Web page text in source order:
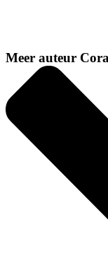
Meer auteur